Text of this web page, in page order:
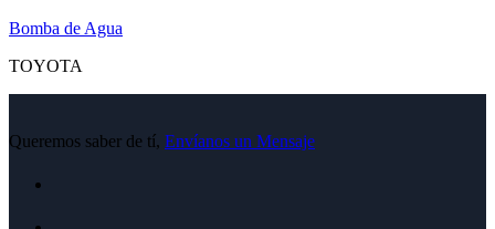
Bomba de Agua
TOYOTA
Queremos saber de tí, Envíanos un Mensaje